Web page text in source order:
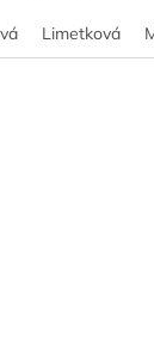
Šedá Jilm
KalvadosLimetková